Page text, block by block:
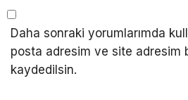
Daha sonraki yorumlarımda
posta adresim ve site adresim
kaydedilsin.